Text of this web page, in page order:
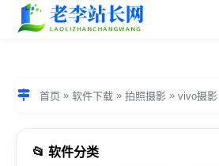
首页 » 软件下载 » 拍照摄影 » vivo摄影
📂 软件分类